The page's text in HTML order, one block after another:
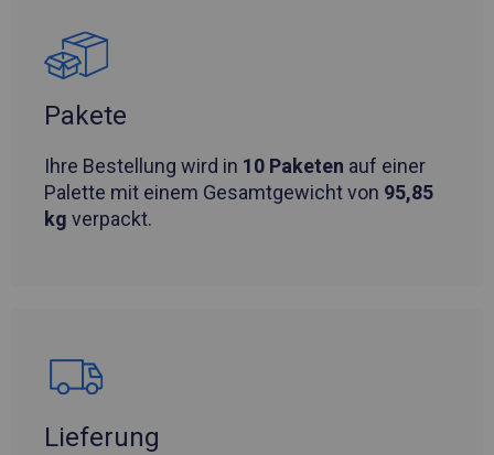
Pakete
Ihre Bestellung wird in 10 Paketen auf einer
Palette mit einem Gesamtgewicht von 95,85
kg verpackt.
Lieferung